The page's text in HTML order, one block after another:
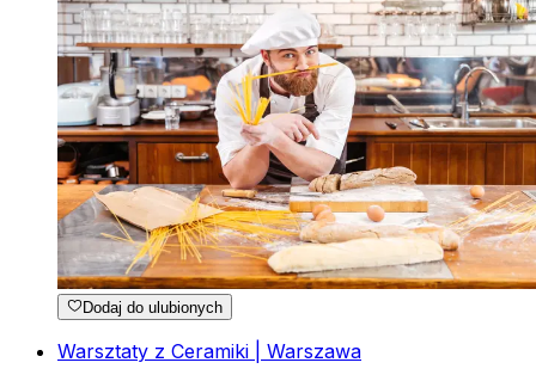
Dodaj do ulubionych
Warsztaty z Ceramiki | Warszawa